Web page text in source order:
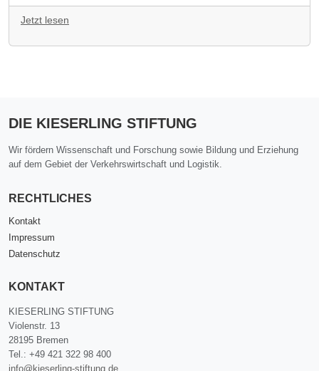
Jetzt lesen
DIE KIESERLING STIFTUNG
Wir fördern Wissenschaft und Forschung sowie Bildung und Erziehung
auf dem Gebiet der Verkehrswirtschaft und Logistik.
RECHTLICHES
Kontakt
Impressum
Datenschutz
KONTAKT
KIESERLING STIFTUNG
Violenstr. 13
28195 Bremen
Tel.: +49 421 322 98 400
info@kieserling-stiftung.de